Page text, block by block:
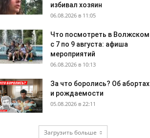
избивал хозяин
06.08.2026 в 11:05
Что посмотреть в Волжском
с 7 по 9 августа: афиша
мероприятий
06.08.2026 в 10:13
За что боролись? Об абортах
и рождаемости
05.08.2026 в 22:11
Загрузить больше